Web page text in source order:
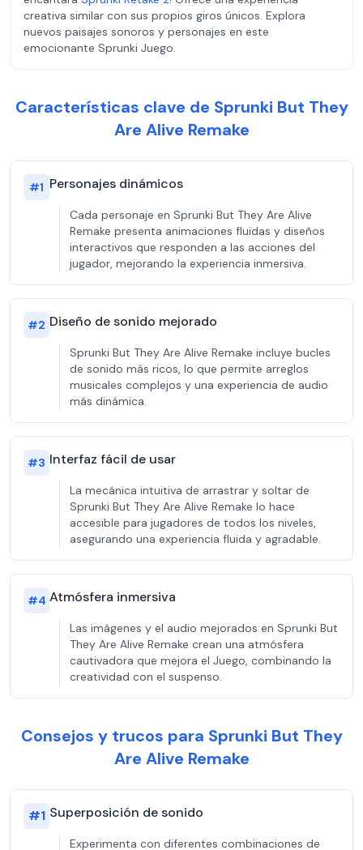
creativa similar con sus propios giros únicos. Explora
nuevos paisajes sonoros y personajes en este
emocionante Sprunki Juego.
Características clave de Sprunki But They
Are Alive Remake
#1 Personajes dinámicos
Cada personaje en Sprunki But They Are Alive
Remake presenta animaciones fluidas y diseños
interactivos que responden a las acciones del
jugador, mejorando la experiencia inmersiva.
#2 Diseño de sonido mejorado
Sprunki But They Are Alive Remake incluye bucles
de sonido más ricos, lo que permite arreglos
musicales complejos y una experiencia de audio
más dinámica.
#3 Interfaz fácil de usar
La mecánica intuitiva de arrastrar y soltar de
Sprunki But They Are Alive Remake lo hace
accesible para jugadores de todos los niveles,
asegurando una experiencia fluida y agradable.
#4 Atmósfera inmersiva
Las imágenes y el audio mejorados en Sprunki But
They Are Alive Remake crean una atmósfera
cautivadora que mejora el Juego, combinando la
creatividad con el suspenso.
Consejos y trucos para Sprunki But They
Are Alive Remake
#1 Superposición de sonido
Experimenta con diferentes combinaciones de